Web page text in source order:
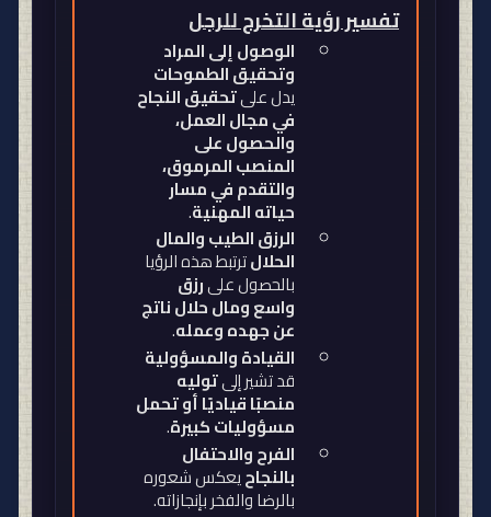
تفسير رؤية التخرج للرجل
الوصول إلى المراد
وتحقيق الطموحات
يدل علىتحقيق النجاح
في مجال العمل،
والحصول على
المنصب المرموق،
والتقدم في مسار
حياته المهنية.
الرزق الطيب والمال
الحلالترتبط هذه الرؤيا
بالحصول علىرزق
واسع ومال حلال ناتج
عن جهده وعمله.
القيادة والمسؤولية
قد تشير إلىتوليه
منصبًا قياديًا أو تحمل
مسؤوليات كبيرة.
الفرح والاحتفال
بالنجاحيعكس شعوره
بالرضا والفخر بإنجازاته.